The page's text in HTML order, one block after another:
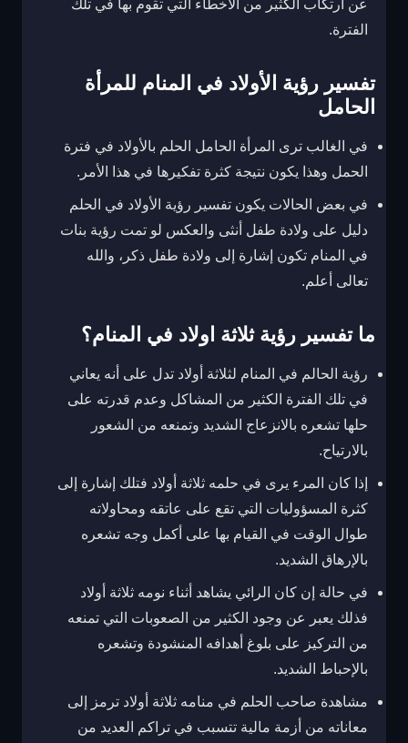
عن ارتكاب الكثير من الأخطاء التي تقوم بها في تلك
الفترة.
تفسير رؤية الأولاد في المنام للمرأة
الحامل
في الغالب ترى المرأة الحامل الحلم بالأولاد في فترة
الحمل وهذا يكون نتيجة كثرة تفكيرها في هذا الأمر.
في بعض الحالات يكون تفسير رؤية الأولاد في الحلم
دليل على ولادة طفل أنثى والعكس لو تمت رؤية بنات
في المنام تكون إشارة إلى ولادة طفل ذكر، والله
تعالى أعلم.
ما تفسير رؤية ثلاثة اولاد في المنام؟
رؤية الحالم في المنام لثلاثة أولاد تدل على أنه يعاني
في تلك الفترة الكثير من المشاكل وعدم قدرته على
حلها تشعره بالانزعاج الشديد وتمنعه من الشعور
بالارتياح.
إذا كان المرء يرى في حلمه ثلاثة أولاد فتلك إشارة إلى
كثرة المسؤوليات التي تقع على عاتقه ومحاولاته
طوال الوقت في القيام بها على أكمل وجه تشعره
بالإرهاق الشديد.
في حالة إن كان الرائي يشاهد أثناء نومه ثلاثة أولاد
فذلك يعبر عن وجود الكثير من الصعوبات التي تمنعه
من التركيز على بلوغ أهدافه المنشودة وتشعره
بالإحباط الشديد.
مشاهدة صاحب الحلم في منامه ثلاثة أولاد ترمز إلى
معاناته من أزمة مالية تتسبب في تراكم العديد من